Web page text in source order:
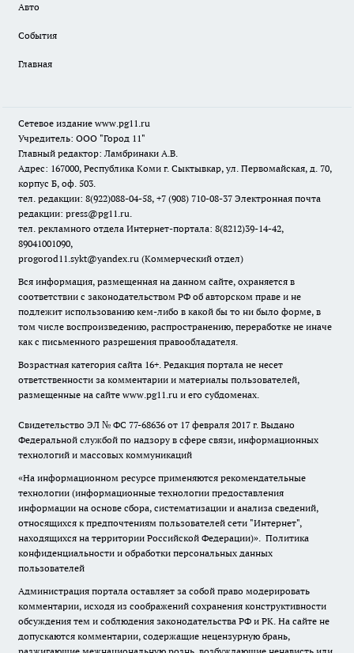
Авто
События
Главная
Сетевое издание www.pg11.ru
Учредитель: ООО "Город 11"
Главный редактор: Ламбринаки А.В.
Адрес: 167000, Республика Коми г. Сыктывкар, ул. Первомайская, д. 70,
корпус Б, оф. 503.
тел. редакции: 8(922)088-04-58, +7 (908) 710-08-37 Электронная почта
редакции: press@pg11.ru.
тел. рекламного отдела Интернет-портала: 8(8212)39-14-42,
89041001090,
progorod11.sykt@yandex.ru (Коммерческий отдел)
Вся информация, размещенная на данном сайте, охраняется в
соответствии с законодательством РФ об авторском праве и не
подлежит использованию кем-либо в какой бы то ни было форме, в
том числе воспроизведению, распространению, переработке не иначе
как с письменного разрешения правообладателя.
Возрастная категория сайта 16+. Редакция портала не несет
ответственности за комментарии и материалы пользователей,
размещенные на сайте www.pg11.ru и его субдоменах.
Свидетельство ЭЛ № ФС 77-68636 от 17 февраля 2017 г. Выдано
Федеральной службой по надзору в сфере связи, информационных
технологий и массовых коммуникаций
«На информационном ресурсе применяются рекомендательные
технологии (информационные технологии предоставления
информации на основе сбора, систематизации и анализа сведений,
относящихся к предпочтениям пользователей сети "Интернет",
находящихся на территории Российской Федерации)». Политика
конфиденциальности и обработки персональных данных
пользователей
Администрация портала оставляет за собой право модерировать
комментарии, исходя из соображений сохранения конструктивности
обсуждения тем и соблюдения законодательства РФ и РК. На сайте не
допускаются комментарии, содержащие нецензурную брань,